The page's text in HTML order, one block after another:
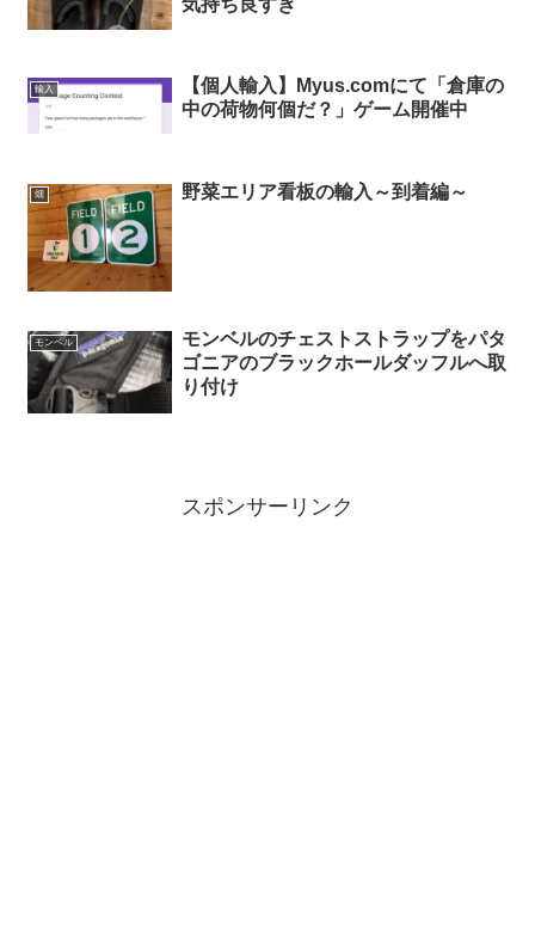
気持ち良すぎ
輸入
【個人輸入】Myus.comにて「倉庫の
中の荷物何個だ？」ゲーム開催中
畑 野菜エリア看板の輸入～到着編～
モンベル
モンベルのチェストストラップをパタ
ゴニアのブラックホールダッフルへ取
り付け
スポンサーリンク